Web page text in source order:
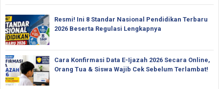
Resmi! Ini 8 Standar Nasional Pendidikan Terbaru
2026 Beserta Regulasi Lengkapnya
Cara Konfirmasi Data E-Ijazah 2026 Secara Online,
Orang Tua & Siswa Wajib Cek Sebelum Terlambat!